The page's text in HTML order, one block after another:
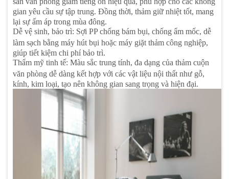
gian yêu cầu sự tập trung. Đồng thời, thảm giữ nhiệt tốt, mang
lại sự ấm áp trong mùa đông.
Dễ vệ sinh, bảo trì: Sợi PP chống bám bụi, chống ẩm mốc, dễ
làm sạch bằng máy hút bụi hoặc máy giặt thảm công nghiệp,
giúp tiết kiệm chi phí bảo trì.
Thẩm mỹ tinh tế: Màu sắc trung tính, đa dạng của thảm cuộn
văn phòng dễ dàng kết hợp với các vật liệu nội thất như gỗ,
kính, kim loại, tạo nên không gian sang trọng và hiện đại.